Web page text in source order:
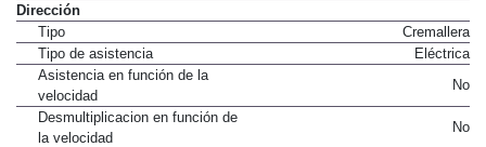
Dirección
Tipo
Cremallera
Tipo de asistencia
Eléctrica
Asistencia en función de la
velocidad
No
Desmultiplicacion en función de
la velocidad
No